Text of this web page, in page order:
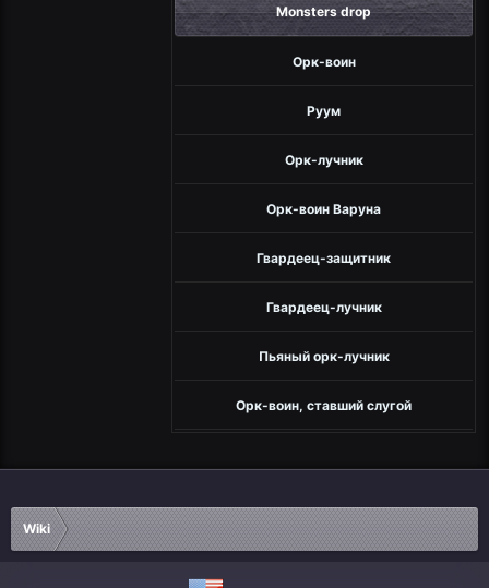
Monsters drop
Орк-воин
Руум
Орк-лучник
Орк-воин Варуна
Гвардеец-защитник
Гвардеец-лучник
Пьяный орк-лучник
Орк-воин, ставший слугой
Wiki